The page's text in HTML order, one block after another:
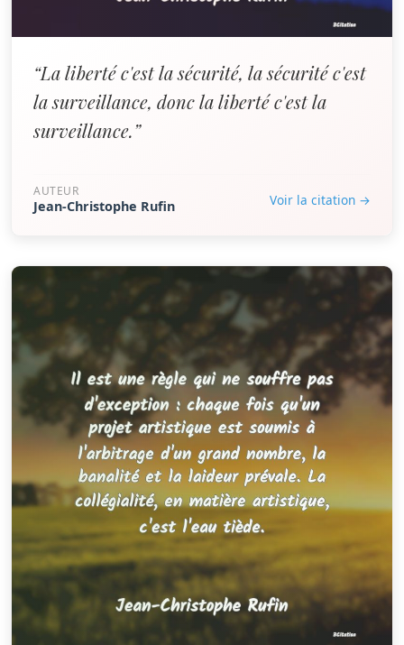
“La liberté c'est la sécurité, la sécurité c'est
la surveillance, donc la liberté c'est la
surveillance.”
AUTEUR
Jean-Christophe Rufin Voir la citation →